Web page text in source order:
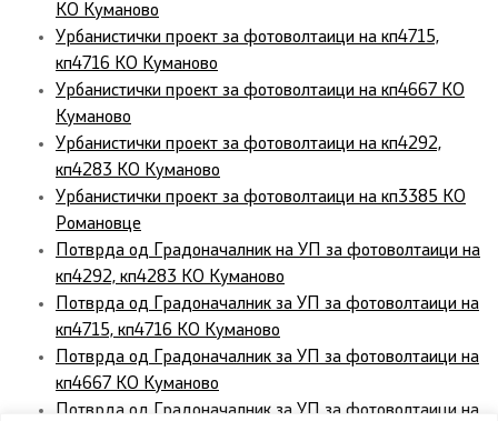
КО Куманово
Урбанистички проект за фотоволтаици на кп4715,
кп4716 КО Куманово
Урбанистички проект за фотоволтаици на кп4667 КО
Куманово
Урбанистички проект за фотоволтаици на кп4292,
кп4283 КО Куманово
Урбанистички проект за фотоволтаици на кп3385 КО
Романовце
Потврда од Градоначалник на УП за фотоволтаици на
кп4292, кп4283 КО Куманово
Потврда од Градоначалник за УП за фотоволтаици на
кп4715, кп4716 КО Куманово
Потврда од Градоначалник за УП за фотоволтаици на
кп4667 КО Куманово
Потврда од Градоначалник за УП за фотоволтаици на